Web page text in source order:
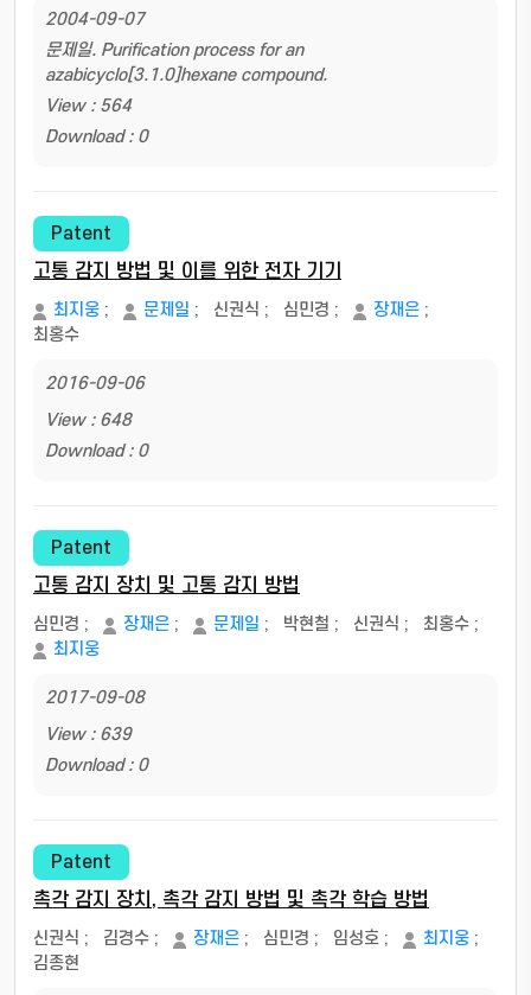
2004-09-07
문제일. Purification process for an
azabicyclo[3.1.0]hexane compound.
View : 564
Download : 0
Patent
고통 감지 방법 및 이를 위한 전자 기기
최지웅 ; 문제일 ; 신권식 ; 심민경 ; 장재은 ;
최홍수
2016-09-06
View : 648
Download : 0
Patent
고통 감지 장치 및 고통 감지 방법
심민경 ; 장재은 ; 문제일 ; 박현철 ; 신권식 ; 최홍수 ;
최지웅
2017-09-08
View : 639
Download : 0
Patent
촉각 감지 장치, 촉각 감지 방법 및 촉각 학습 방법
신권식 ; 김경수 ; 장재은 ; 심민경 ; 임성호 ; 최지웅 ;
김종현